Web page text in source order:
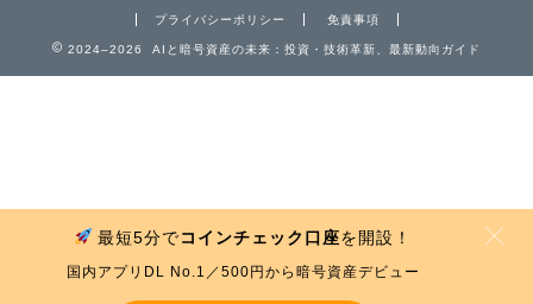
プライバシーポリシー 免責事項
2024–2026 AIと暗号資産の未来：投資・技術革新、最新動向ガイド
最短5分でコインチェック口座を開設！
国内アプリDL No.1／500円から暗号資産デビュー